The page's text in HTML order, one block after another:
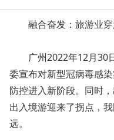
融合奋发：旅游业穿
广州2022年12月30
委宣布对新型冠病毒感
防控进入新阶段。同时
出入境游迎来了拐点，
远。